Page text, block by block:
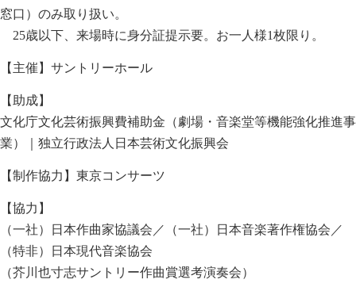
窓口）のみ取り扱い。
25歳以下、来場時に身分証提示要。お一人様1枚限り。
【主催】サントリーホール
【助成】
文化庁文化芸術振興費補助金（劇場・音楽堂等機能強化推進事
業）｜独立行政法人日本芸術文化振興会
【制作協力】東京コンサーツ
【協力】
（一社）日本作曲家協議会／（一社）日本音楽著作権協会／
（特非）日本現代音楽協会
（芥川也寸志サントリー作曲賞選考演奏会）